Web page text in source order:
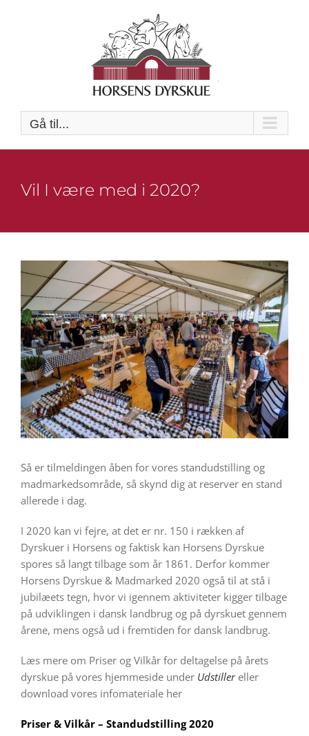
Gå til...
Vil I være med i 2020?
større
billede
Så er tilmeldingen åben for vores standudstilling og
madmarkedsområde, så skynd dig at reserver en stand
allerede i dag.
I 2020 kan vi fejre, at det er nr. 150 i rækken af
Dyrskuer i Horsens og faktisk kan Horsens Dyrskue
spores så langt tilbage som år 1861. Derfor kommer
Horsens Dyrskue & Madmarked 2020 også til at stå i
jubilæets tegn, hvor vi igennem aktiviteter kigger tilbage
på udviklingen i dansk landbrug og på dyrskuet gennem
årene, mens også ud i fremtiden for dansk landbrug.
Læs mere om Priser og Vilkår for deltagelse på årets
dyrskue på vores hjemmeside under Udstiller eller
download vores infomateriale her
Priser & Vilkår – Standudstilling 2020